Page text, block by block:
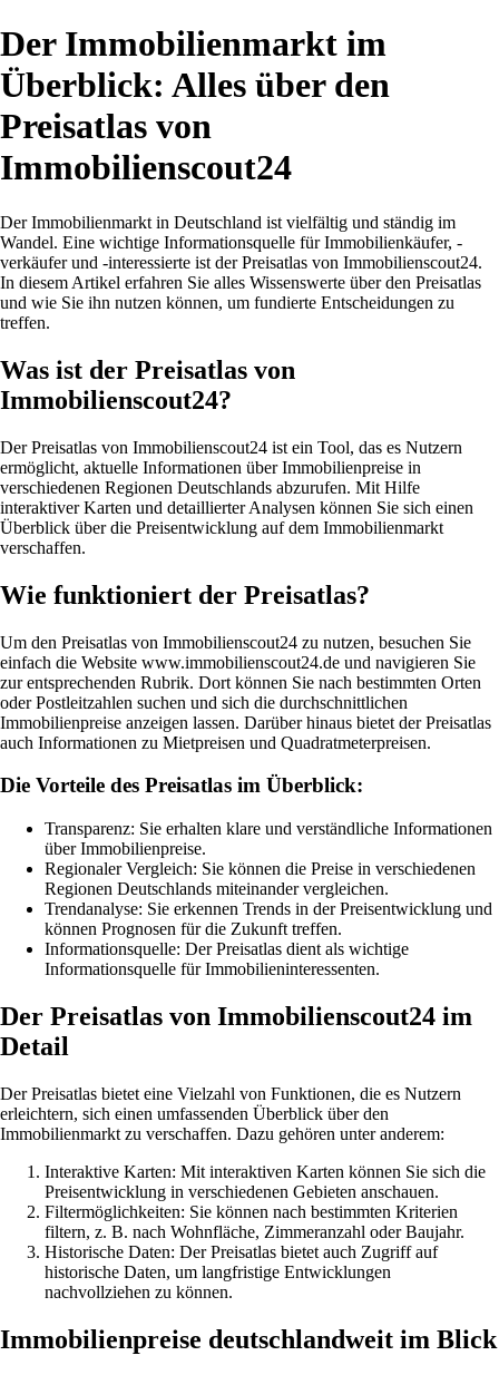
Der Immobilienmarkt im
Überblick: Alles über den
Preisatlas von
Immobilienscout24
Der Immobilienmarkt in Deutschland ist vielfältig und ständig im
Wandel. Eine wichtige Informationsquelle für Immobilienkäufer, -
verkäufer und -interessierte ist der Preisatlas von Immobilienscout24.
In diesem Artikel erfahren Sie alles Wissenswerte über den Preisatlas
und wie Sie ihn nutzen können, um fundierte Entscheidungen zu
treffen.
Was ist der Preisatlas von
Immobilienscout24?
Der Preisatlas von Immobilienscout24 ist ein Tool, das es Nutzern
ermöglicht, aktuelle Informationen über Immobilienpreise in
verschiedenen Regionen Deutschlands abzurufen. Mit Hilfe
interaktiver Karten und detaillierter Analysen können Sie sich einen
Überblick über die Preisentwicklung auf dem Immobilienmarkt
verschaffen.
Wie funktioniert der Preisatlas?
Um den Preisatlas von Immobilienscout24 zu nutzen, besuchen Sie
einfach die Website www.immobilienscout24.de und navigieren Sie
zur entsprechenden Rubrik. Dort können Sie nach bestimmten Orten
oder Postleitzahlen suchen und sich die durchschnittlichen
Immobilienpreise anzeigen lassen. Darüber hinaus bietet der Preisatlas
auch Informationen zu Mietpreisen und Quadratmeterpreisen.
Die Vorteile des Preisatlas im Überblick:
Transparenz: Sie erhalten klare und verständliche Informationen
über Immobilienpreise.
Regionaler Vergleich: Sie können die Preise in verschiedenen
Regionen Deutschlands miteinander vergleichen.
Trendanalyse: Sie erkennen Trends in der Preisentwicklung und
können Prognosen für die Zukunft treffen.
Informationsquelle: Der Preisatlas dient als wichtige
Informationsquelle für Immobilieninteressenten.
Der Preisatlas von Immobilienscout24 im
Detail
Der Preisatlas bietet eine Vielzahl von Funktionen, die es Nutzern
erleichtern, sich einen umfassenden Überblick über den
Immobilienmarkt zu verschaffen. Dazu gehören unter anderem:
Interaktive Karten: Mit interaktiven Karten können Sie sich die
Preisentwicklung in verschiedenen Gebieten anschauen.
Filtermöglichkeiten: Sie können nach bestimmten Kriterien
filtern, z. B. nach Wohnfläche, Zimmeranzahl oder Baujahr.
Historische Daten: Der Preisatlas bietet auch Zugriff auf
historische Daten, um langfristige Entwicklungen
nachvollziehen zu können.
Immobilienpreise deutschlandweit im Blick